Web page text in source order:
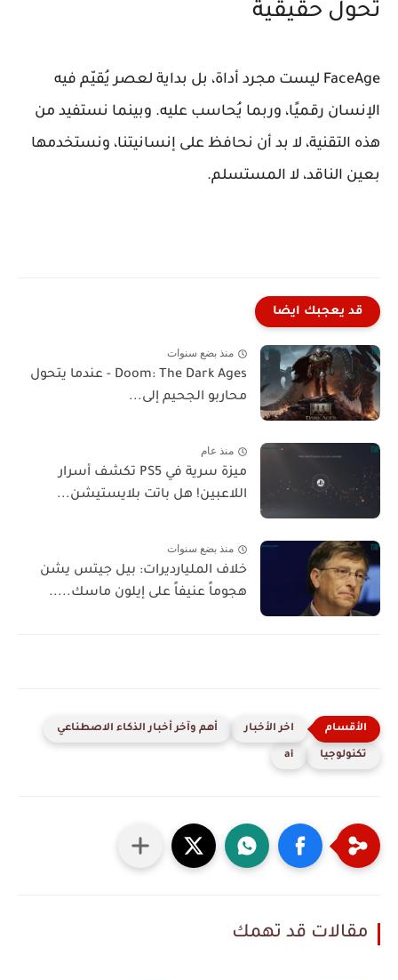
تحول حقيقية
FaceAge ليست مجرد أداة، بل بداية لعصر يُقيّم فيه
الإنسان رقميًا، وربما يُحاسب عليه. وبينما نستفيد من
هذه التقنية، لا بد أن نحافظ على إنسانيتنا، ونستخدمها
بعين الناقد، لا المستسلم.
قد يعجبك ايضا
منذ بضع سنوات
Doom: The Dark Ages - عندما يتحول
محاربو الجحيم إلى...
منذ عام
ميزة سرية في PS5 تكشف أسرار
اللاعبين! هل باتت بلايستيشن...
منذ بضع سنوات
خلاف المليارديرات: بيل جيتس يشن
هجوماً عنيفاً على إيلون ماسك.....
اخر الأخبار أهم وآخر أخبار الذكاء الاصطناعي
تكنولوجيا ai
مقالات قد تهمك